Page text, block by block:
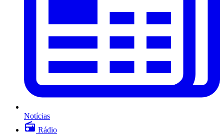
Notícias
Rádio